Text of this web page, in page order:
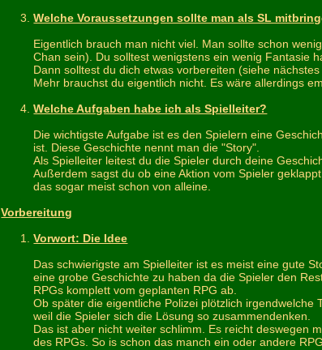
Welche Voraussetzungen sollte man als SL
Eigentlich brauch man nicht viel. Man sollte schon
Chan sein). Du solltest wenigstens ein wenig Fantasie
Dann solltest du dich etwas vorbereiten (siehe
Mehr brauchst du eigentlich nicht. Es wäre allerdings
Welche Aufgaben habe ich als Spielleiter?
Die wichtigste Aufgabe ist es den Spielern eine
ist. Diese Geschichte nennt man die "Story".
Als Spielleiter leitest du die Spieler durch deine
Außerdem sagst du ob eine Aktion vom Spieler
das sogar meist schon von alleine.
Vorbereitung
Vorwort: Die Idee
Das schwierigste am Spielleiter ist es meist eine gute
eine grobe Geschichte zu haben da die Spieler den
RPGs komplett vom geplanten RPG ab.
Ob später die eigentliche Polizei plötzlich
weil die Spieler sich die Lösung so zusammendenken.
Das ist aber nicht weiter schlimm. Es reicht deswegen
des RPGs. So is schon das manch ein oder andere